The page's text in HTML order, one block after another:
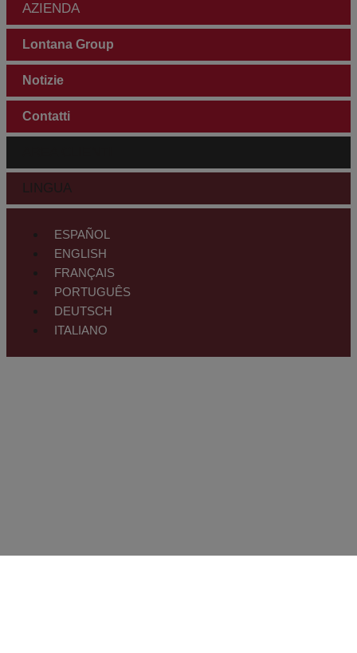
AZIENDA
Lontana Group
Notizie
Contatti
LINGUA
ESPAÑOL
ENGLISH
FRANÇAIS
PORTUGUÊS
DEUTSCH
ITALIANO